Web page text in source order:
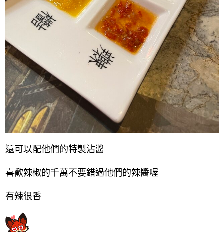
還可以配他們的特製沾醬
喜歡辣椒的千萬不要錯過他們的辣醬喔
有辣很香